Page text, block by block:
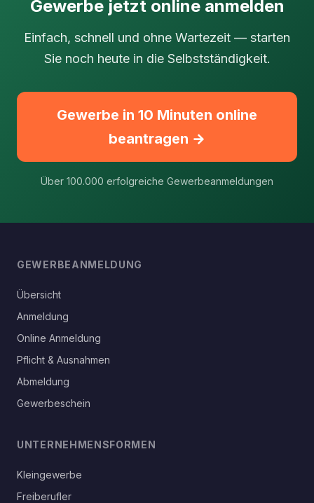
Gewerbe jetzt online anmelden
Einfach, schnell und ohne Wartezeit — starten
Sie noch heute in die Selbstständigkeit.
Gewerbe in 10 Minuten online
beantragen →
Über 100.000 erfolgreiche Gewerbeanmeldungen
GEWERBEANMELDUNG
Übersicht
Anmeldung
Online Anmeldung
Pflicht & Ausnahmen
Abmeldung
Gewerbeschein
UNTERNEHMENSFORMEN
Kleingewerbe
Freiberufler